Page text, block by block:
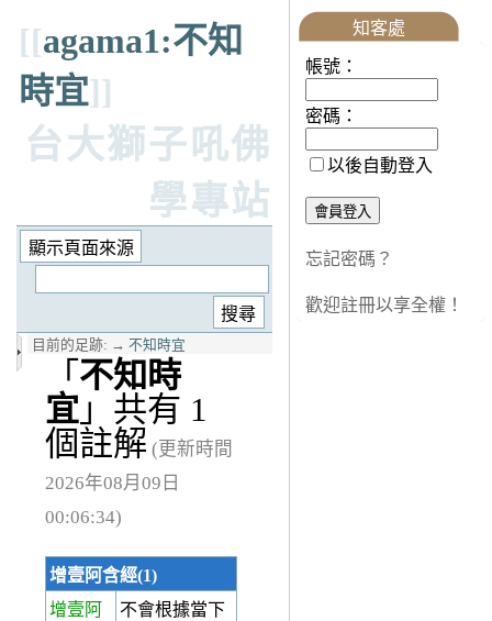
[[agama1:不知
時宜]]
台大獅子吼佛
學專站
目前的足跡: → 不知時宜
「 不知時
宜 」共有 1
個註解 (更新時間
2026年08月09日
00:06:34)
增壹阿含經(1)
增壹阿
不會根據當下
知客處
帳號：
密碼：
以後自動登入
忘記密碼？
歡迎註冊以享全權！